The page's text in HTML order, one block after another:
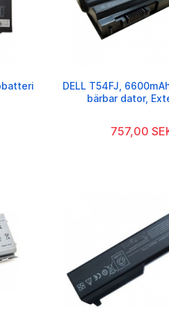
DELL T54FJ,
bärbar dator,
757,00